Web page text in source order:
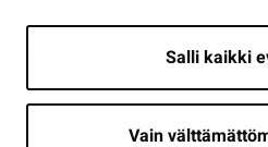
Salli kaikki
Vain